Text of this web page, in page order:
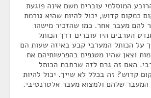
המוסלמי עוברים משם אינה פוגעת
כמקום קדוש, יכול להיות שהיא גורמת
להם מעבר אחר. כמו שהזכיר מישהו
הערבים היו עוברים דרך הכותל
על הכותל המערבי קבע באיזה שעות הם
וצאן שהיו מטנפים בהפרשותיהם את
האם זה גרם לזה שרחבת הכותל
קדוש? זה בכלל לא שייך. יכול להיות
שלהם ולמצוא מעבר אלטרנטיבי.